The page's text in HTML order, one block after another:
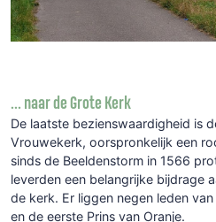
... naar de Grote Kerk
De laatste bezienswaardigheid is
Vrouwekerk, oorspronkelijk een
sinds de Beeldenstorm in 1566
leverden een belangrijke bijdrage
de kerk. Er liggen negen leden
en de eerste Prins van Oranje.